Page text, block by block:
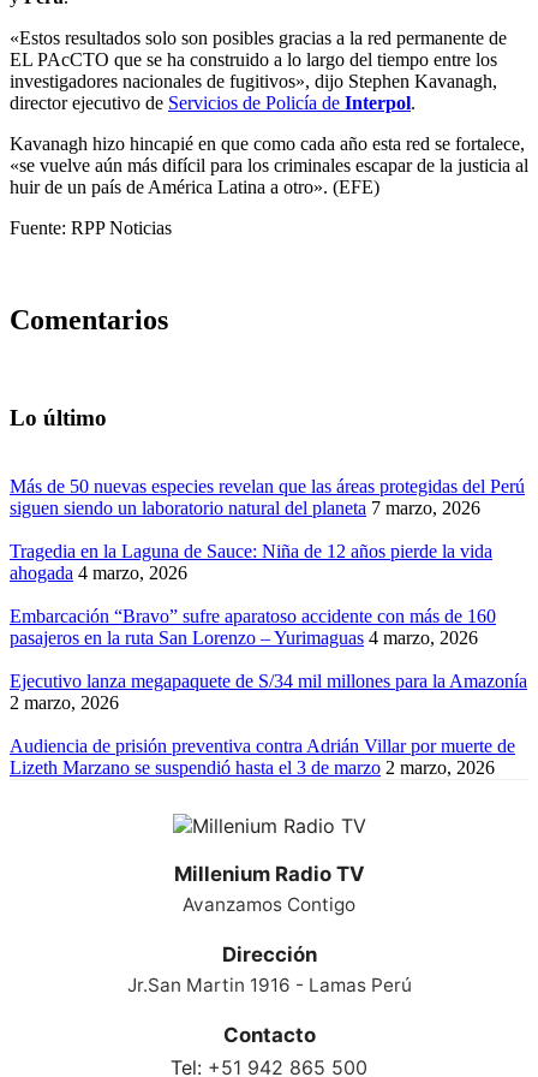
«Estos resultados solo son posibles gracias a la red permanente de
EL PAcCTO que se ha construido a lo largo del tiempo entre los
investigadores nacionales de fugitivos», dijo Stephen Kavanagh,
director ejecutivo de Servicios de Policía de Interpol.
Kavanagh hizo hincapié en que como cada año esta red se fortalece,
«se vuelve aún más difícil para los criminales escapar de la justicia al
huir de un país de América Latina a otro». (EFE)
Fuente: RPP Noticias
Comentarios
Lo último
Más de 50 nuevas especies revelan que las áreas protegidas del Perú
siguen siendo un laboratorio natural del planeta 7 marzo, 2026
Tragedia en la Laguna de Sauce: Niña de 12 años pierde la vida
ahogada 4 marzo, 2026
Embarcación “Bravo” sufre aparatoso accidente con más de 160
pasajeros en la ruta San Lorenzo – Yurimaguas 4 marzo, 2026
Ejecutivo lanza megapaquete de S/34 mil millones para la Amazonía
2 marzo, 2026
Audiencia de prisión preventiva contra Adrián Villar por muerte de
Lizeth Marzano se suspendió hasta el 3 de marzo 2 marzo, 2026
Millenium Radio TV
Avanzamos Contigo
Dirección
Jr.San Martin 1916 - Lamas Perú
Contacto
Tel: +51 942 865 500